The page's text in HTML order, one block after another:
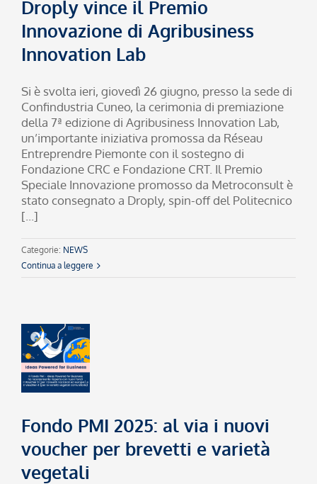
Droply vince il Premio
Innovazione di Agribusiness
Innovation Lab
Si è svolta ieri, giovedì 26 giugno, presso la sede di
Confindustria Cuneo, la cerimonia di premiazione
della 7ª edizione di Agribusiness Innovation Lab,
un’importante iniziativa promossa da Réseau
Entreprendre Piemonte con il sostegno di
Fondazione CRC e Fondazione CRT. Il Premio
Speciale Innovazione promosso da Metroconsult è
stato consegnato a Droply, spin-off del Politecnico
[...]
Categorie: NEWS
Continua a leggere
Fondo PMI 2025: al via i nuovi
voucher per brevetti e varietà
vegetali